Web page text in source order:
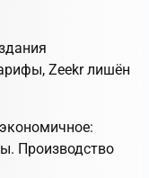
Zeekr лишён
Производство